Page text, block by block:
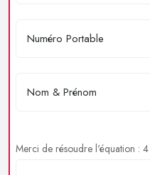
Merci de résoudre l'équation :